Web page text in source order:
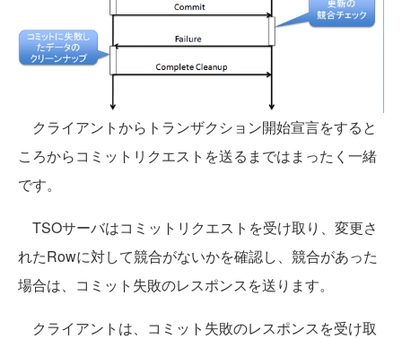
クライアントからトランザクション開始宣言をすると
ころからコミットリクエストを送るまではまったく一緒
です。
TSOサーバはコミットリクエストを受け取り、変更さ
れたRowに対して競合がないかを確認し、競合があった
場合は、コミット失敗のレスポンスを送ります。
クライアントは、コミット失敗のレスポンスを受け取